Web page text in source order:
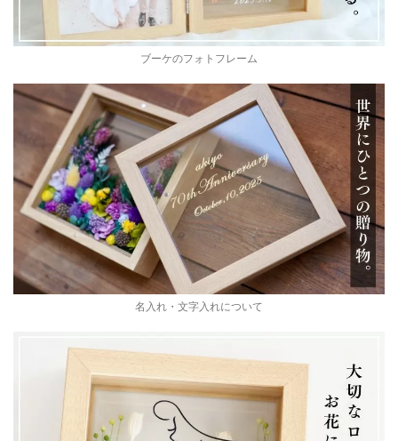
ブーケのフォトフレーム
名入れ・文字入れについて